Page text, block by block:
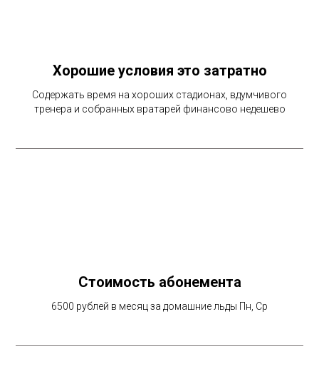
Хорошие условия это затратно
Содержать время на хороших стадионах, вдумчивого
тренера и собранных вратарей финансово недешево
Стоимость абонемента
6500 рублей в месяц за домашние льды Пн, Ср